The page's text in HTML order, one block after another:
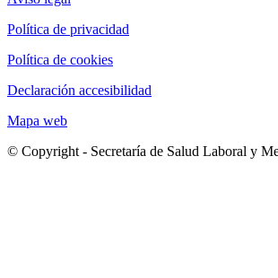
Política de privacidad
Política de cookies
Declaración accesibilidad
Mapa web
© Copyright - Secretaría de Salud Laboral y